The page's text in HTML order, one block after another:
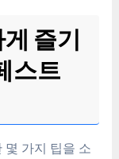
즐기
스트
몇 가지 팁을 소